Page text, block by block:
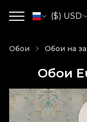
($) USD
Обои Обои на
Обои